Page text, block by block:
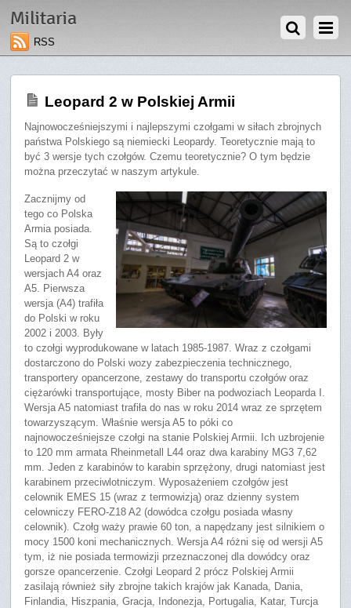
Militaria
RSS
Leopard 2 w Polskiej Armii
Najnowocześniejszymi i najlepszymi czołgami w siłach zbrojnych
państwa Polskiego są niemiecki Leopardy. Teoretycznie mają to
być 3 wersje tych czołgów. Czemu teoretycznie? O tym będzie
można przeczytać w naszym artykule.
Zacznijmy od
tego co Polska
Armia posiada.
Są to czołgi
Leopard 2 w
wersjach A4 oraz
A5. Pierwsza
wersja (A4) trafiła
do Polski w roku
2002 i 2003. Były
to czołgi wyprodukowane w latach 1985-1987. Wraz z czołgami
dostarczono do Polski wozy zabezpieczenia technicznego,
transportery opancerzone, zestawy do transportu czołgów oraz
ciężarówki transportujące, mosty Biber na podwoziach Leoparda I.
Wersja A5 natomiast trafiła do nas w roku 2014 wraz ze sprzętem
towarzyszącym. Właśnie wersja A5 to póki co
najnowocześniejsze czołgi na stanie Polskiej Armii. Ich uzbrojenie
to 120 mm armata Rheinmetall L44 oraz dwa karabiny MG3 7,62
mm. Jeden z karabinów to karabin sprzężony, drugi natomiast jest
karabinem przeciwlotniczym. Wyposażeniem czołgów jest
celownik EMES 15 (wraz z termowizją) oraz dzienny system
celowniczy FERO-Z18 A2 (dowódca czołgu posiada własny
celownik). Czołg waży prawie 60 ton, a napędzany jest silnikiem o
mocy 1500 koni mechanicznych. Wersja A4 różni się od wersji A5
tym, iż nie posiada termowizji przeznaczonej dla dowódcy oraz
gorsze opancerzenie. Czołgi Leopard 2 prócz Polskiej Armii
zasilają również siły zbrojne takich krajów jak Kanada, Dania,
Finlandia, Hiszpania, Gracja, Indonezja, Portugalia, Katar, Turcja